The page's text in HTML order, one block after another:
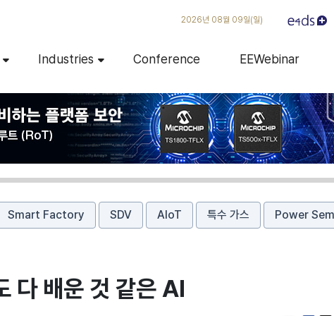
2026년 08월 09일(일)
Industries Conference EEWebinar
Smart Factory SDV AIoT 특수 가스 Power
다 배운 것 같은 AI